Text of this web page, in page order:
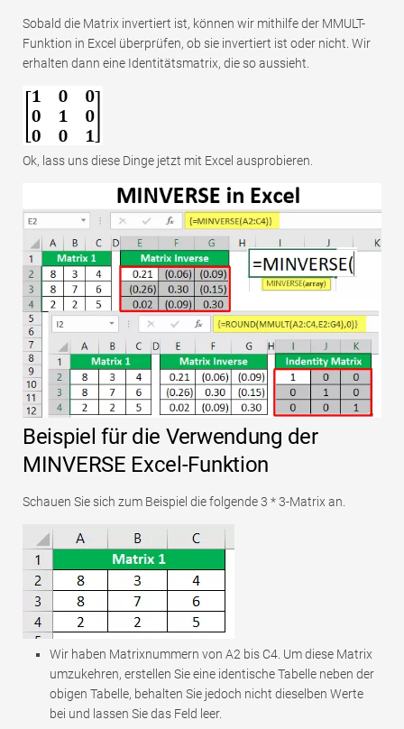
Sobald die Matrix invertiert ist, können wir mithilfe der MMULT-
Funktion in Excel überprüfen, ob sie invertiert ist oder nicht. Wir
erhalten dann eine Identitätsmatrix, die so aussieht.
Ok, lass uns diese Dinge jetzt mit Excel ausprobieren.
Beispiel für die Verwendung der
MINVERSE Excel-Funktion
Schauen Sie sich zum Beispiel die folgende 3 * 3-Matrix an.
Wir haben Matrixnummern von A2 bis C4. Um diese Matrix
umzukehren, erstellen Sie eine identische Tabelle neben der
obigen Tabelle, behalten Sie jedoch nicht dieselben Werte
bei und lassen Sie das Feld leer.